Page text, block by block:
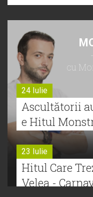
cu
24 Iulie
Ascultătorii
e Hitul
23 Iulie
Hitul Care
Velea -